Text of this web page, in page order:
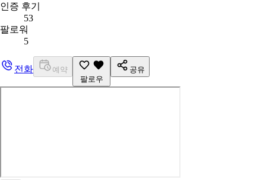
인증 후기
53
팔로워
5
전화
예약
팔로우
공유